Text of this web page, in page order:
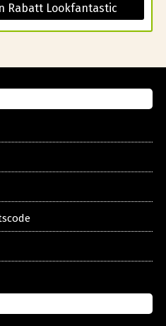
Rabatt Lookfantastic